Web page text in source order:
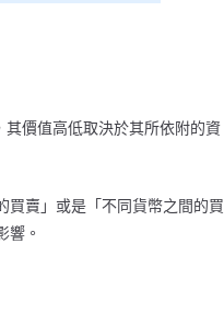
價值高低取決於其所依附的資
買賣」或是「不同貨幣之間的買
響。